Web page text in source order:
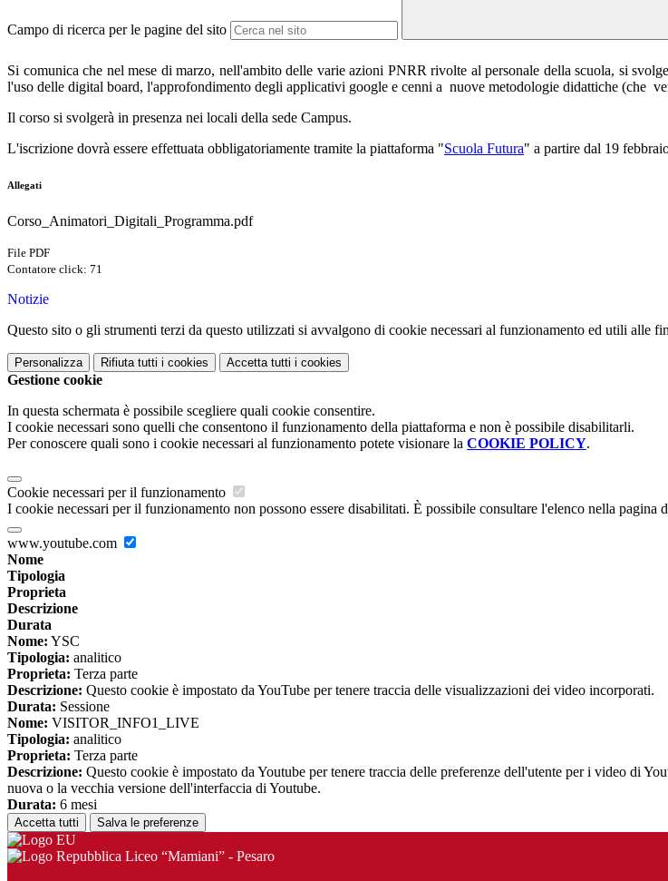
Campo di ricerca per le pagine del sito
Si comunica che nel mese di marzo, nell'ambito delle varie azioni PNRR rivolte al personale della scuola, si
l'uso delle digital board, l'approfondimento degli applicativi google e cenni a nuove metodologie didattiche (che
Il corso si svolgerà in presenza nei locali della sede Campus.
L'iscrizione dovrà essere effettuata obbligatoriamente tramite la piattaforma "Scuola Futura" a partire dal 19
Allegati
Corso_Animatori_Digitali_Programma.pdf
File PDF
Contatore click: 71
Notizie
Questo sito o gli strumenti terzi da questo utilizzati si avvalgono di cookie necessari al funzionamento ed utili alle
Personalizza Rifiuta tutti i cookies Accetta tutti i cookies
Gestione cookie
In questa schermata è possibile scegliere quali cookie consentire.
I cookie necessari sono quelli che consentono il funzionamento della piattaforma e non è possibile disabilitarli.
Per conoscere quali sono i cookie necessari al funzionamento potete visionare la COOKIE POLICY.
Cookie necessari per il funzionamento
I cookie necessari per il funzionamento non possono essere disabilitati. È possibile consultare l'elenco nella pagina
www.youtube.com
Nome
Tipologia
Proprieta
Descrizione
Durata
Nome: YSC
Tipologia: analitico
Proprieta: Terza parte
Descrizione: Questo cookie è impostato da YouTube per tenere traccia delle visualizzazioni dei video incorporati.
Durata: Sessione
Nome: VISITOR_INFO1_LIVE
Tipologia: analitico
Proprieta: Terza parte
Descrizione: Questo cookie è impostato da Youtube per tenere traccia delle preferenze dell'utente per i video di
nuova o la vecchia versione dell'interfaccia di Youtube.
Durata: 6 mesi
Accetta tutti Salva le preferenze
Liceo “Mamiani” - Pesaro